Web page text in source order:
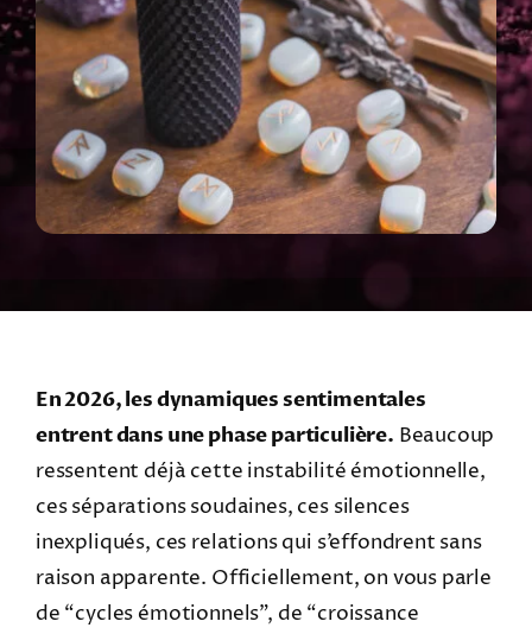
En 2026, les dynamiques sentimentales
entrent dans une phase particulière. Beaucoup
ressentent déjà cette instabilité émotionnelle,
ces séparations soudaines, ces silences
inexpliqués, ces relations qui s’effondrent sans
raison apparente. Officiellement, on vous parle
de “cycles émotionnels”, de “croissance